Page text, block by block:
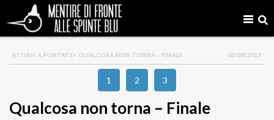
STORIE A PUNTATE> QUALCOSA NON TORNA – FINALE 03/08/2025
1 2 3
Qualcosa non torna – Finale